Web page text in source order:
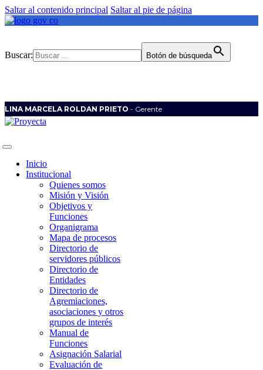
Saltar al contenido principal Saltar al pie de página
Buscar: Botón de búsqueda
LINA MARCELA ROLDAN PRIETO - Gerente
Inicio
Institucional
Quienes somos
Misión y Visión
Objetivos y
Funciones
Organigrama
Mapa de procesos
Directorio de
servidores públicos
Directorio de
Entidades
Directorio de
Agremiaciones,
asociaciones y otros
grupos de interés
Manual de
Funciones
Asignación Salarial
Evaluación de